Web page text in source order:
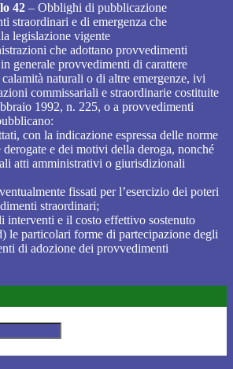
42 – Obblighi di pubblicazione
straordinari e di emergenza che
legislazione vigente
che adottano provvedimenti
generale provvedimenti di carattere
naturali o di altre emergenze, ivi
commissariali e straordinarie costituite
1992, n. 225, o a provvedimenti
con la indicazione espressa delle norme
e dei motivi della deroga, nonché
atti amministrativi o giurisdizionali
fissati per l’esercizio dei poteri
straordinari;
interventi e il costo effettivo sostenuto
le particolari forme di partecipazione degli
di adozione dei provvedimenti